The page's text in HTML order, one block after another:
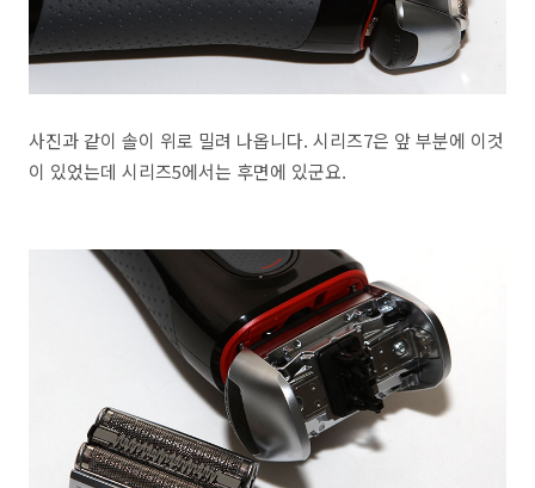
사진과 같이 솔이 위로 밀려 나옵니다. 시리즈7은 앞 부분에 이것
이 있었는데 시리즈5에서는 후면에 있군요.